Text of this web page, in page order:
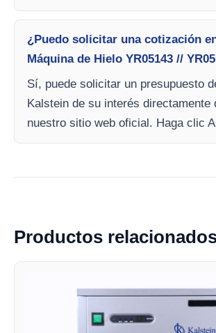
¿Puedo solicitar una cotización
Máquina de Hielo YR05143 //
Sí, puede solicitar un presupuesto
Kalstein de su interés directamente
nuestro sitio web oficial. Haga clic
Productos